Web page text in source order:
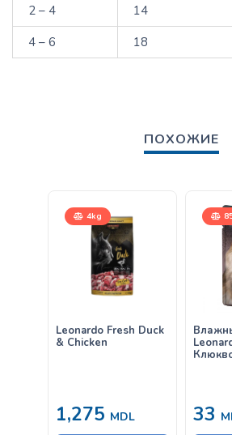
2 – 4
14
4 – 6
18
ПОХОЖИЕ
4kg
Leonardo Fresh Duck
& Chicken
1,275 MDL 33